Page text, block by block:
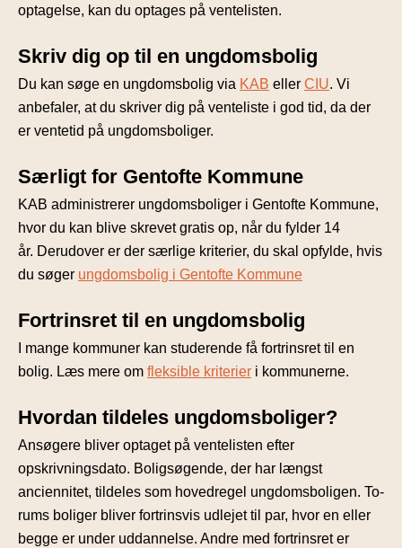
optagelse, kan du optages på ventelisten.
Skriv dig op til en ungdomsbolig
Du kan søge en ungdomsbolig via KAB eller CIU. Vi
anbefaler, at du skriver dig på venteliste i god tid, da der
er ventetid på ungdomsboliger.
Særligt for Gentofte Kommune
KAB administrerer ungdomsboliger i Gentofte Kommune,
hvor du kan blive skrevet gratis op, når du fylder 14
år. Derudover er der særlige kriterier, du skal opfylde, hvis
du søger ungdomsbolig i Gentofte Kommune
Fortrinsret til en ungdomsbolig
I mange kommuner kan studerende få fortrinsret til en
bolig. Læs mere om fleksible kriterier i kommunerne.
Hvordan tildeles ungdomsboliger?
Ansøgere bliver optaget på ventelisten efter
opskrivningsdato. Boligsøgende, der har længst
anciennitet, tildeles som hovedregel ungdomsboligen. To-
rums boliger bliver fortrinsvis udlejet til par, hvor en eller
begge er under uddannelse. Andre med fortrinsret er